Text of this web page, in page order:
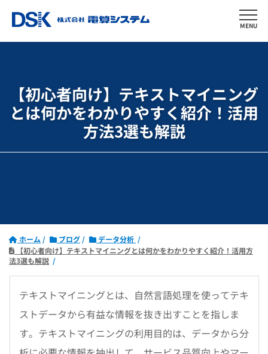
MENU
【初心者向け】テキストマイニング
とは何かをわかりやすく紹介！ 活用
方法3選も解説
ホーム ブログ
データ分析
【初心者向け】テキストマイニングとは何かをわかりやすく紹介！活用方
法3選も解説
テキストマイニングとは、自然言語処理を使ってテキ
ストデータから有益な情報を抜き出すことを指しま
す。テキストマイニングの利用目的は、データから分